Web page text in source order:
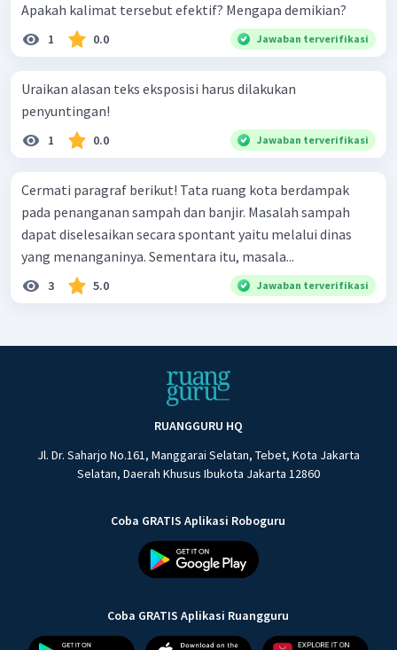
Apakah kalimat tersebut efektif? Mengapa demikian?
1 0.0 Jawaban terverifikasi
Uraikan alasan teks eksposisi harus dilakukan
penyuntingan!
1 0.0 Jawaban terverifikasi
Cermati paragraf berikut! Tata ruang kota berdampak
pada penanganan sampah dan banjir. Masalah sampah
dapat diselesaikan secara spontant yaitu melalui dinas
yang menanganinya. Sementara itu, masala...
3 5.0 Jawaban terverifikasi
RUANGGURU HQ
Jl. Dr. Saharjo No.161, Manggarai Selatan, Tebet, Kota Jakarta
Selatan, Daerah Khusus Ibukota Jakarta 12860
Coba GRATIS Aplikasi Roboguru
Coba GRATIS Aplikasi Ruangguru